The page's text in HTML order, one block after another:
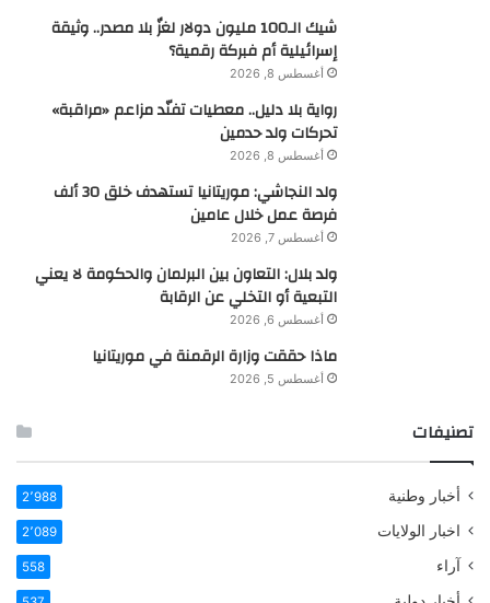
شيك الـ100 مليون دولار لغزٌ بلا مصدر.. وثيقة
إسرائيلية أم فبركة رقمية؟
أغسطس 8, 2026
رواية بلا دليل.. معطيات تفنّد مزاعم «مراقبة»
تحركات ولد حدمين
أغسطس 8, 2026
ولد النجاشي: موريتانيا تستهدف خلق 30 ألف
فرصة عمل خلال عامين
أغسطس 7, 2026
ولد بلال: التعاون بين البرلمان والحكومة لا يعني
التبعية أو التخلي عن الرقابة
أغسطس 6, 2026
ماذا حققت وزارة الرقمنة في موريتانيا
أغسطس 5, 2026
تصنيفات
أخبار وطنية 2٬988
اخبار الولايات 2٬089
آراء 558